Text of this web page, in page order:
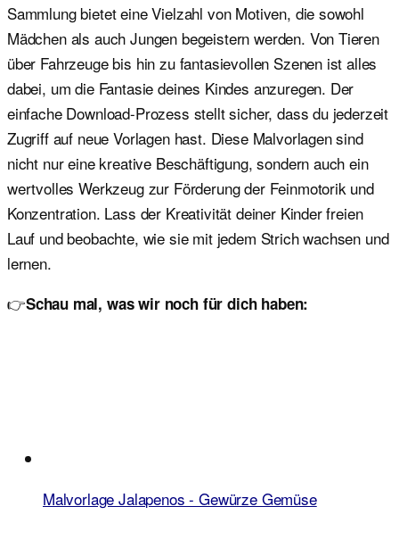
Sammlung bietet eine Vielzahl von Motiven, die sowohl
Mädchen als auch Jungen begeistern werden. Von Tieren
über Fahrzeuge bis hin zu fantasievollen Szenen ist alles
dabei, um die Fantasie deines Kindes anzuregen. Der
einfache Download-Prozess stellt sicher, dass du jederzeit
Zugriff auf neue Vorlagen hast. Diese Malvorlagen sind
nicht nur eine kreative Beschäftigung, sondern auch ein
wertvolles Werkzeug zur Förderung der Feinmotorik und
Konzentration. Lass der Kreativität deiner Kinder freien
Lauf und beobachte, wie sie mit jedem Strich wachsen und
lernen.
👉Schau mal, was wir noch für dich haben:
Malvorlage Jalapenos - Gewürze Gemüse